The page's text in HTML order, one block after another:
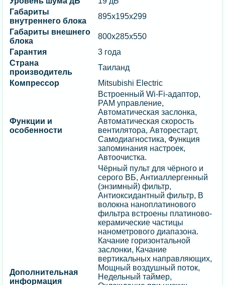
Габариты
внутреннего блока
895x195x299
Габариты внешнего
блока
800х285х550
Гарантия
3 года
Страна
производитель
Таиланд
Компрессор
Mitsubishi Electric
Функции и
особенности
Встроенный Wi-Fi-адаптор,
PAM управление,
Автоматическая заслонка,
Автоматическая скорость
вентилятора, Авторестарт,
Cамодиагностика, Функция
запоминания настроек,
Автоочистка.
Дополнительная
информация
Чёрный пульт для чёрного и
серого ВБ, Антиаллергенный
(энзимный) фильтр,
Антиоксидантный фильтр, В
волокна наноплатинового
фильтра встроены платиново-
керамические частицы
нанометрового диапазона.
Качание горизонтальной
заслонки, Качание
вертикальных направляющих,
Мощный воздушный поток,
Недельный таймер,